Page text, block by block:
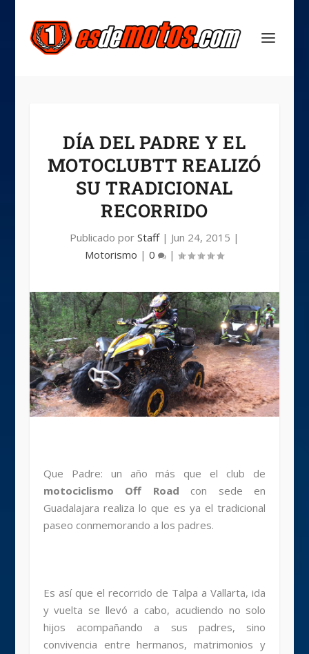
DÍA DEL PADRE Y EL
MOTOCLUBTT REALIZÓ
SU TRADICIONAL
RECORRIDO
Publicado por Staff| Jun 24, 2015 |
Motorismo |0 |
Que Padre: un año más que el club de
motociclismo Off Road con sede en
Guadalajara realiza lo que es ya el tradicional
paseo conmemorando a los padres.
Es así que el recorrido de Talpa a Vallarta, ida
y vuelta se llevó a cabo, acudiendo no solo
hijos acompañando a sus padres, sino
convivencia entre hermanos, matrimonios y